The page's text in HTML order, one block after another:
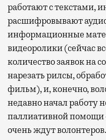
работают с текстами,
расшифровывают
информационные
видеоролики (сейчас
количество заявок на
нарезать рилсы,
фильм), и, конечно,
недавно начал работу
паллиативной помощи
очень ждут волонтеров.